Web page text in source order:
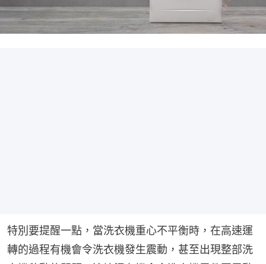
特別要提醒一點，當洗衣機重心不平衡時，在高速運
轉的過程有機會令洗衣機發生震動，甚至出現整部洗